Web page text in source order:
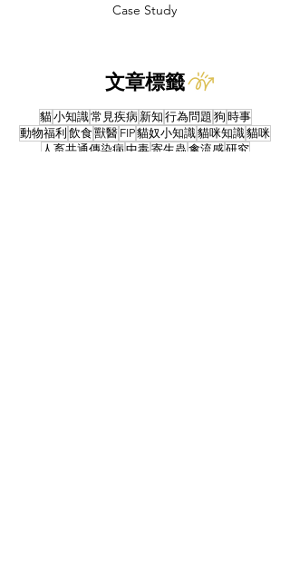
Case Study
文章標籤
貓小知識常見疾病 新知 行為問題 狗 時事
動物福利 飲食獸醫 FIP貓奴小知識貓咪知識貓咪
人畜共通傳染病中毒寄生蟲禽流感研究